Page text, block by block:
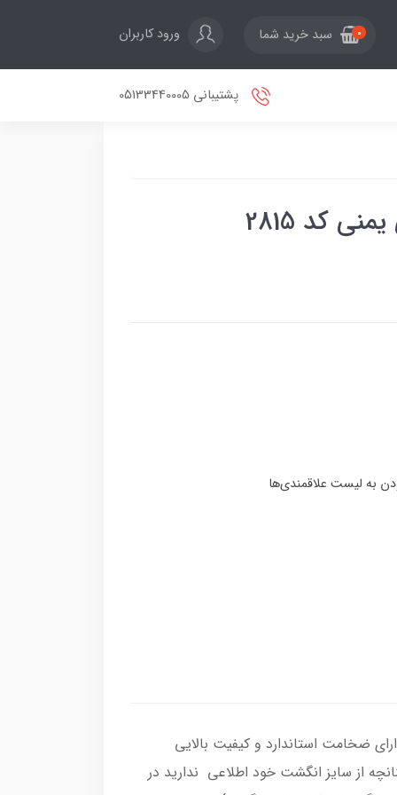
0 سبد خرید شما ورود کاربران
پشتیبانی 05133440005
کد 2815
، رکاب انگشتر از نقره اصل با عیار بین المللی 925 ساخته شده و دارای ضخامت استاندارد و کیفیت بالایی
از سایز انگشت خود اطلاعی ندارید در